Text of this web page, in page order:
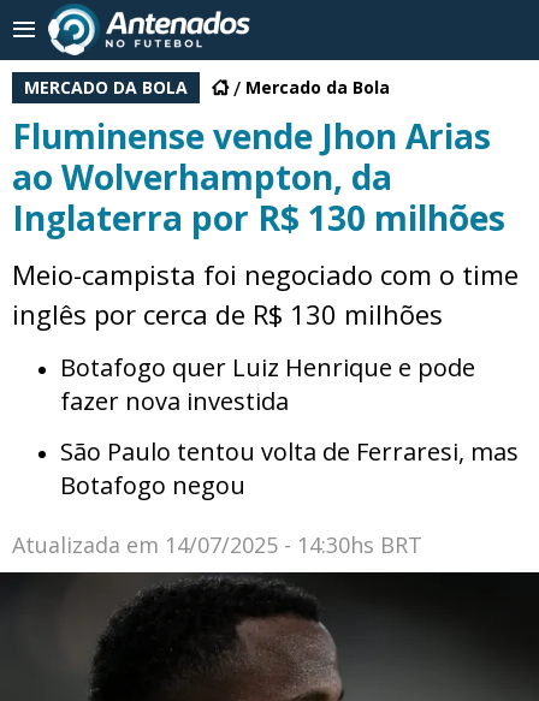
MERCADO DA BOLA Mercado da Bola
Fluminense vende Jhon Arias
ao Wolverhampton, da
Inglaterra por R$ 130 milhões
Meio-campista foi negociado com o time
inglês por cerca de R$ 130 milhões
Botafogo quer Luiz Henrique e pode
fazer nova investida
São Paulo tentou volta de Ferraresi, mas
Botafogo negou
Atualizada em 14/07/2025 - 14:30hs BRT